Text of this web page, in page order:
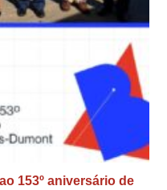
153º aniversário de